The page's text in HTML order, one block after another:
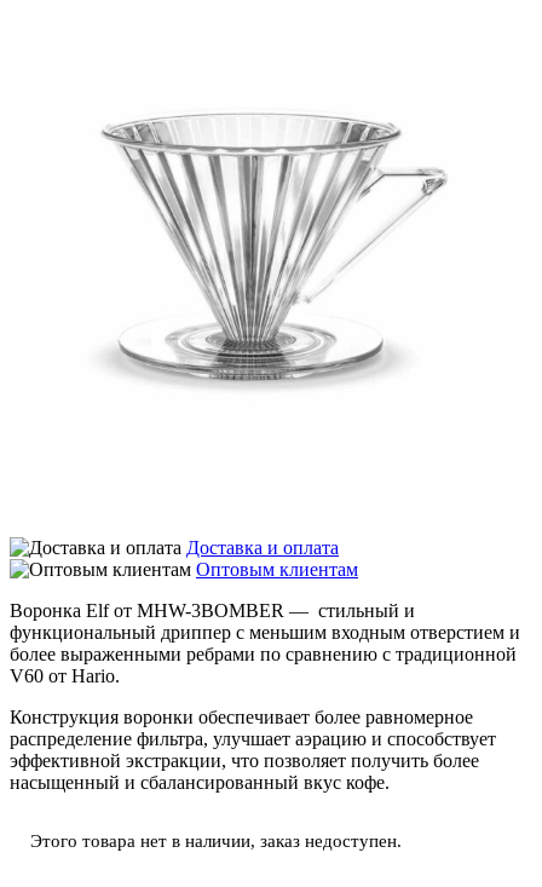
Доставка и оплата
Оптовым клиентам
Воронка Elf от MHW-3BOMBER — стильный и
функциональный дриппер с меньшим входным отверстием и
более выраженными ребрами по сравнению с традиционной
V60 от Hario.
Конструкция воронки обеспечивает более равномерное
распределение фильтра, улучшает аэрацию и способствует
эффективной экстракции, что позволяет получить более
насыщенный и сбалансированный вкус кофе.
Этого товара нет в наличии, заказ недоступен.